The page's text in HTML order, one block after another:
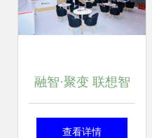
融智·聚变 联想智
会议方案如何以AI
查看详情